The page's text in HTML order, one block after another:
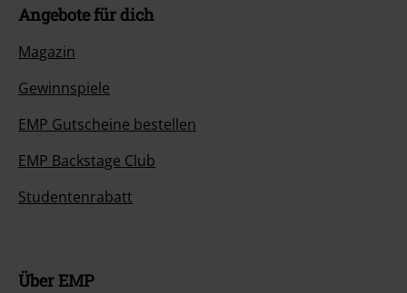
Angebote für dich
Magazin
Gewinnspiele
EMP Gutscheine bestellen
EMP Backstage Club
Studentenrabatt
Über EMP